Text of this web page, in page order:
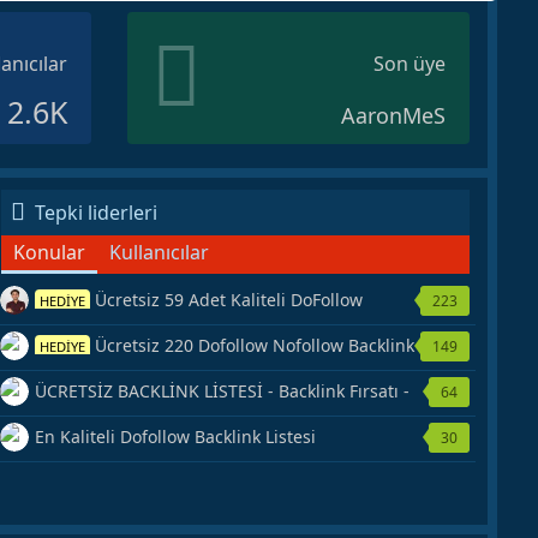
2.6K
Son üye
AaronMeS
Tepki liderleri
Konular
Kullanıcılar
HEDİYE Ücretsiz 59 Adet Kaliteli DoFollow
Backlink Kaynağı Veriyorum.
223
HEDİYE Ücretsiz 220 Dofollow Nofollow Backlink
Veriyorum
149
ÜCRETSİZ BACKLİNK LİSTESİ - Backlink Fırsatı -
Hemen Yetiş!
64
En Kaliteli Dofollow Backlink Listesi 30